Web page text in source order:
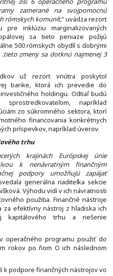
zamerané na svojpomocnú
rómskych komunít,“ uvádza rezort
inklúziu marginalizovaných
sa tieto peniaze požijú
500 rómskych obydlí s dobrými
zmeny sa dotknú najmenej 3
už rezort vnútra poskytol
banke, ktorá ich prevedie do
holdingu. Odtiaľ budú
napríklad
zo súkromného sektora, ktorí
financovania konkrétnych
príspevkov, napríklad úverov.
trhu
krajinách Európskej únie
k nenávratným finančným
podpory umožňujú zapájať
generálna riaditeľka sekcie
Výhodu vidí v ich návratnosti
použitia. Finančné nástroje
za efektívny nástroj z hľadiska ich
kapitálového trhu a riešenie
operačného programu použiť do
rokov po ňom O ich následnom
k podpore finančných nástrojov vo